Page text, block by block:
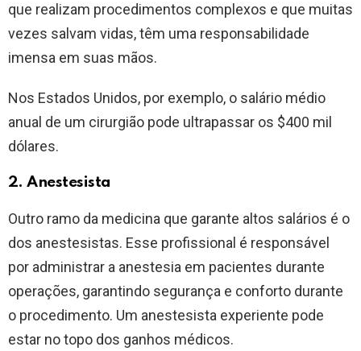
que realizam procedimentos complexos e que muitas
vezes salvam vidas, têm uma responsabilidade
imensa em suas mãos.
Nos Estados Unidos, por exemplo, o salário médio
anual de um cirurgião pode ultrapassar os $400 mil
dólares.
2. Anestesista
Outro ramo da medicina que garante altos salários é o
dos anestesistas. Esse profissional é responsável
por administrar a anestesia em pacientes durante
operações, garantindo segurança e conforto durante
o procedimento. Um anestesista experiente pode
estar no topo dos ganhos médicos.